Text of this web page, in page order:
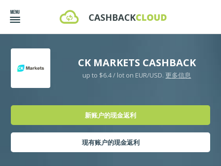
CK MARKETS CASHBACK
up to $6.4 / lot on EUR/USD.更多信息
新账户的现金返利
现有账户的现金返利